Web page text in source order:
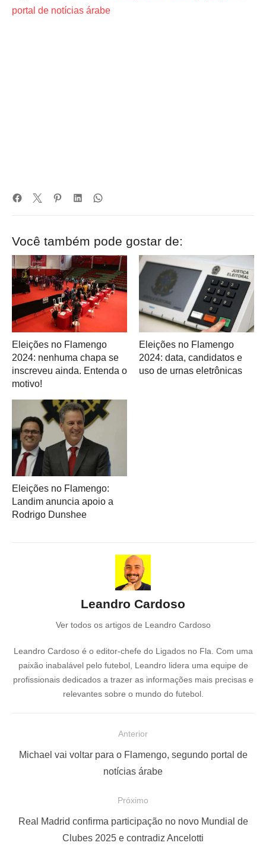
portal de notícias árabe
Você também pode gostar de:
Eleições no Flamengo
2024: nenhuma chapa se
inscreveu ainda. Entenda o
motivo!
Eleições no Flamengo
2024: data, candidatos e
uso de urnas eletrônicas
Eleições no Flamengo:
Landim anuncia apoio a
Rodrigo Dunshee
Leandro Cardoso
Ver todos os artigos de Leandro Cardoso
Leandro Cardoso é o editor-chefe do Ligados no Fla. Com uma
paixão inabalável pelo futebol, Leandro lidera uma equipe de
profissionais dedicados a trazer as informações mais precisas e
relevantes sobre o mundo do futebol.
Anterior
P
a
Michael vai voltar para o Flamengo, segundo portal de
notícias árabe
Próximo
P
Real Madrid confirma participação no novo Mundial de
Clubes 2025 e contradiz Ancelotti